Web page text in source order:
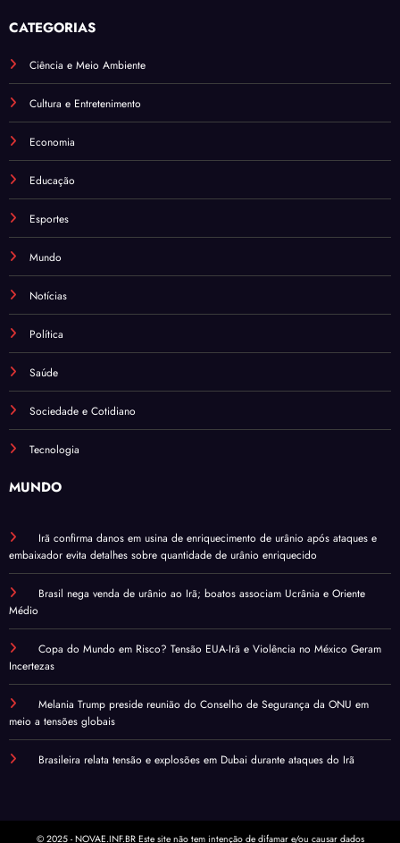
CATEGORIAS
Ciência e Meio Ambiente
Cultura e Entretenimento
Economia
Educação
Esportes
Mundo
Notícias
Política
Saúde
Sociedade e Cotidiano
Tecnologia
MUNDO
Irã confirma danos em usina de enriquecimento de urânio após ataques e
embaixador evita detalhes sobre quantidade de urânio enriquecido
Brasil nega venda de urânio ao Irã; boatos associam Ucrânia e Oriente
Médio
Copa do Mundo em Risco? Tensão EUA-Irã e Violência no México Geram
Incertezas
Melania Trump preside reunião do Conselho de Segurança da ONU em
meio a tensões globais
Brasileira relata tensão e explosões em Dubai durante ataques do Irã
© 2025 - NOVAE.INF.BR Este site não tem intenção de difamar e/ou causar dados